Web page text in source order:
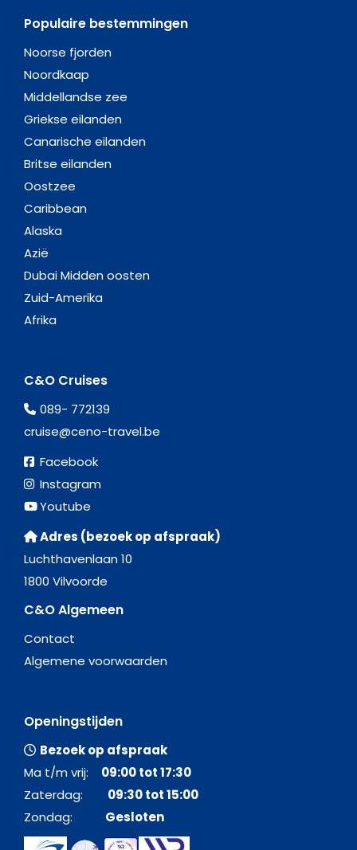
Populaire bestemmingen
Noorse fjorden
Noordkaap
Middellandse zee
Griekse eilanden
Canarische eilanden
Britse eilanden
Oostzee
Caribbean
Alaska
Azië
Dubai Midden oosten
Zuid-Amerika
Afrika
C&O Cruises
089- 772139
cruise@ceno-travel.be
Facebook
Instagram
Youtube
Adres (bezoek op afspraak)
Luchthavenlaan 10
1800 Vilvoorde
C&O Algemeen
Contact
Algemene voorwaarden
Openingstijden
Bezoek op afspraak
Ma t/m vrij: 09:00 tot 17:30
Zaterdag: 09:30 tot 15:00
Zondag: Gesloten